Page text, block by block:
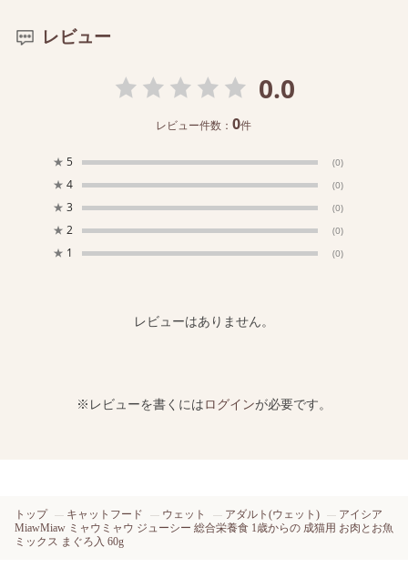
レビュー
0.0
レビュー件数：0件
★ 5 (0)
★ 4 (0)
★ 3 (0)
★ 2 (0)
★ 1 (0)
レビューはありません。
※レビューを書くにはログインが必要です。
トップ キャットフード ウェット アダルト(ウェット)
アイシア
MiawMiaw ミャウミャウ ジューシー 総合栄養食 1歳からの 成猫用 お肉とお魚
ミックス まぐろ入 60g